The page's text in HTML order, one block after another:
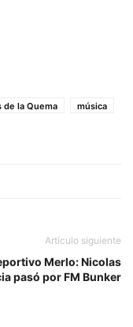
de la Quema
música
Artículo siguiente
Merlo: Nicolas
pasó por FM Bunker